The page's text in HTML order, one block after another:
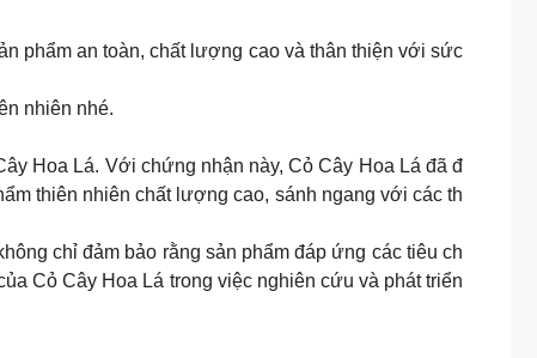
phẩm an toàn, chất lượng cao và thân thiện với sức
nhiên nhé.
Hoa Lá. Với chứng nhận này, Cỏ Cây Hoa Lá đã đ
thiên nhiên chất lượng cao, sánh ngang với các th
chỉ đảm bảo rằng sản phẩm đáp ứng các tiêu ch
Cỏ Cây Hoa Lá trong việc nghiên cứu và phát triển